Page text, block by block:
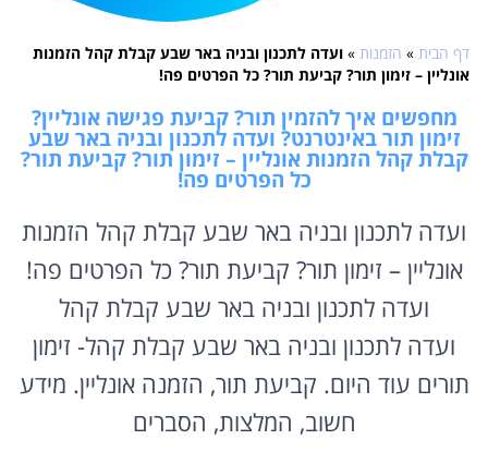
דף הבית » הזמנות » ועדה לתכנון ובניה באר שבע קבלת קהל הזמנות
אונליין – זימון תור? קביעת תור? כל הפרטים פה!
מחפשים איך להזמין תור? קביעת פגישה אונליין?
זימון תור באינטרנט? ועדה לתכנון ובניה באר שבע
קבלת קהל הזמנות אונליין – זימון תור? קביעת תור?
כל הפרטים פה!
ועדה לתכנון ובניה באר שבע קבלת קהל הזמנות
אונליין – זימון תור? קביעת תור? כל הפרטים פה!
ועדה לתכנון ובניה באר שבע קבלת קהל
ועדה לתכנון ובניה באר שבע קבלת קהל- זימון
תורים עוד היום. קביעת תור, הזמנה אונליין. מידע
חשוב, המלצות, הסברים